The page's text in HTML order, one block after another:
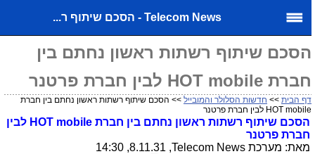
Telecom News - הסכם שיתוף ר...
הסכם שיתוף רשתות ראשון נחתם בין
חברת HOT mobile לבין חברת פרטנר
דף הבית>>חדשות הסלולר והמובייל>> הסכם שיתוף רשתות ראשון נחתם בין חברת
HOT mobile לבין חברת פרטנר
הסכם שיתוף רשתות ראשון נחתם בין חברתHOT mobile לבין
חברת פרטנר
מאת: מערכתTelecom News
, 8.11.31, 14:30